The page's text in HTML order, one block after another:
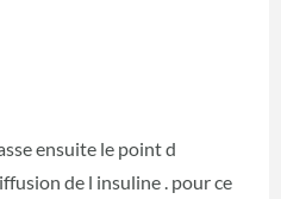
ensuite le point d
de l insuline . pour ce